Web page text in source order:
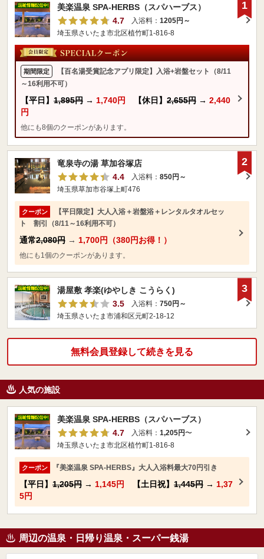
美楽温泉 SPA-HERBS（スパハーブス）
4.7
入浴料： 1205円～
埼玉県さいたま市北区植竹町1-816-8
期間限定
【百名湯受賞記念アプリ限定】入浴+岩盤セット（8/11
～16利用不可）
【平日】 1,895円 → 1,740円 【休日】 2,655円 → 2,440
円
他にも8個のクーポンがあります。
1
竜泉寺の湯 草加谷塚店
4.4
入浴料： 850円～
埼玉県草加市谷塚上町476
クーポン
【平日限定】大人入浴＋岩盤浴＋レンタルタオルセッ
ト 割引（8/11～16利用不可）
通常2,080円 → 1,700円（380円お得！）
他にも1個のクーポンがあります。
2
湯屋敷 孝楽(ゆやしき こうらく)
3.5
入浴料： 750円～
埼玉県さいたま市浦和区元町2-18-12
3
無料会員登録して続きを見る
人気の施設
美楽温泉 SPA-HERBS（スパハーブス）
4.7
入浴料： 1,205円〜
埼玉県さいたま市北区植竹町1-816-8
クーポン 『美楽温泉 SPA-HERBS』大人入浴料最大70円引き
【平日】 1,205円 → 1,145円 【土日祝】 1,445円 → 1,37
5円
周辺の温泉・日帰り温泉・スーパー銭湯